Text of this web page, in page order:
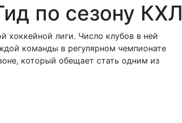
по сезону КХЛ
хоккейной лиги. Число клубов в ней
команды в регулярном чемпионате
который обещает стать одним из